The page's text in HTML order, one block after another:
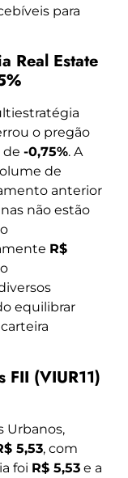
para
Real Estate
o pregão
de -0,75%. A
de
anterior
não estão
R$
equilibrar
FII (VIUR11)
Urbanos,
5,53, com
foi R$ 5,53 e a